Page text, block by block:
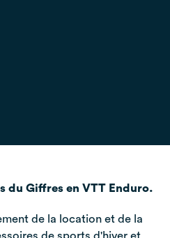
du Giffres en VTT Enduro.
de la location et de la